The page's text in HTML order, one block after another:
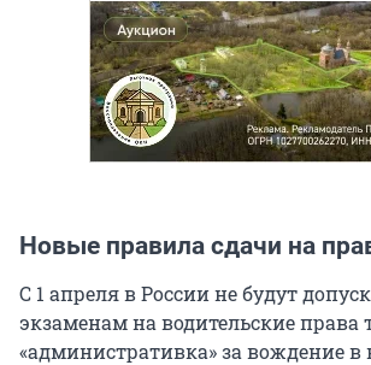
Новые правила сдачи на
С 1 апреля в России не будут
экзаменам на водительские права
«административка» за вождение в